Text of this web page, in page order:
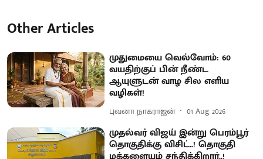
Other Articles
முதுமையை வெல்வோம்: 60
வயதிற்குப் பின் நீண்ட
ஆயுளுடன் வாழ சில எளிய
வழிகள்!
புவனா நாகராஜன் 01 Aug 2026
முதல்வர் விஜய் இன்று பெரம்பூர்
தொகுதிக்கு விசிட்..! தொகுதி